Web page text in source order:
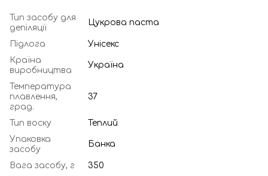
Тип засобу для
депіляції
Цукрова паста
Підлога
Унісекс
Країна
виробництва
Україна
Температура
плавлення,
град.
37
Тип воску
Теплий
Упаковка
засобу
Банка
Вага засобу, г
350